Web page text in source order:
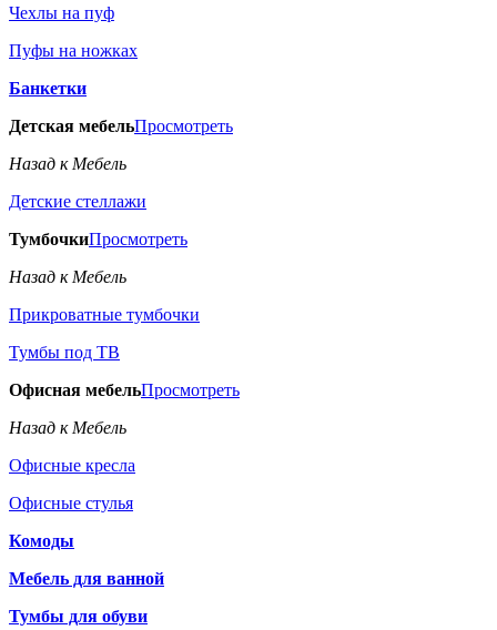
Чехлы на пуф
Пуфы на ножках
Банкетки
Детская мебельПросмотреть
Назад к Мебель
Детские стеллажи
ТумбочкиПросмотреть
Назад к Мебель
Прикроватные тумбочки
Тумбы под ТВ
Офисная мебельПросмотреть
Назад к Мебель
Офисные кресла
Офисные стулья
Комоды
Мебель для ванной
Тумбы для обуви